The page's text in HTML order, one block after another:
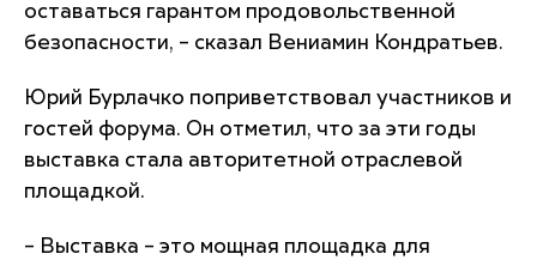
оставаться гарантом продовольственной
безопасности, – сказал Вениамин Кондратьев.
Юрий Бурлачко поприветствовал участников и
гостей форума. Он отметил, что за эти годы
выставка стала авторитетной отраслевой
площадкой.
– Выставка – это мощная площадка для